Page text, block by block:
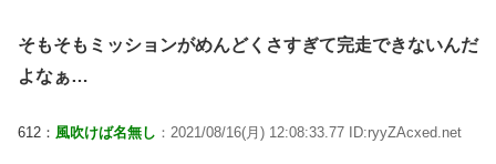
そもそもミッションがめんどくさすぎて完走できないんだ
よなぁ…
612： 風吹けば名無し ：2021/08/16(月) 12:08:33.77 ID:ryyZAcxed.net